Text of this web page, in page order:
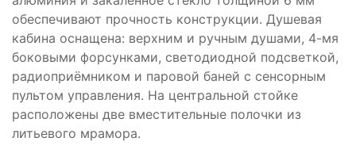
обеспечивают прочность конструкции. Душевая
кабина оснащена: верхним и ручным душами, 4-мя
боковыми форсунками, светодиодной подсветкой,
радиоприёмником и паровой баней с сенсорным
пультом управления. На центральной стойке
расположены две вместительные полочки из
литьевого мрамора.